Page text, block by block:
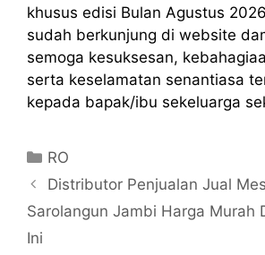
khusus edisi Bulan Agustus
sudah berkunjung di website
semoga kesuksesan,
serta keselamatan senantiasa
kepada bapak/ibu sekeluarga
Kategori
RO
Distributor Penjualan Jual
Sarolangun Jambi Harga Murah
Ini